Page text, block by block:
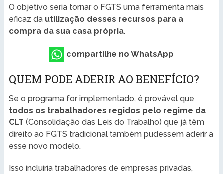
O objetivo seria tornar o FGTS uma ferramenta mais
eficaz dautilização desses recursos para a
compra da sua casa própria.
compartilhe no WhatsApp
QUEM PODE ADERIR AO BENEFÍCIO?
Se o programa for implementado, é provável que
todos os trabalhadores regidos pelo regime da
CLT (Consolidação das Leis do Trabalho) que já têm
direito ao FGTS tradicional também pudessem aderir a
esse novo modelo.
Isso incluiria trabalhadores de empresas privadas,